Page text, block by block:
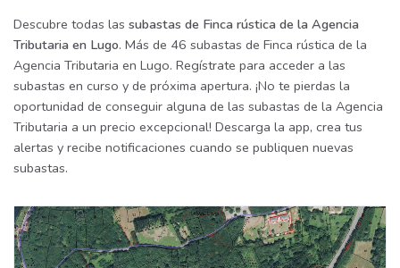
Descubre todas las subastas de Finca rústica de la Agencia
Tributaria en Lugo. Más de 46 subastas de Finca rústica de la
Agencia Tributaria en Lugo. Regístrate para acceder a las
subastas en curso y de próxima apertura. ¡No te pierdas la
oportunidad de conseguir alguna de las subastas de la Agencia
Tributaria a un precio excepcional! Descarga la app, crea tus
alertas y recibe notificaciones cuando se publiquen nuevas
subastas.